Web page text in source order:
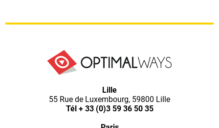
Optimal
Ways,
Lille
55 Rue de Luxembourg, 59800 Lille
Tél + 33 (0)3 59 36 50 35